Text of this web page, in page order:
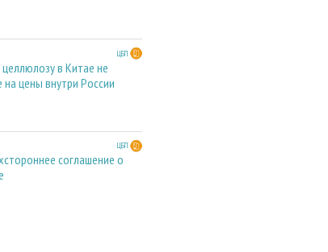
ЦБП
в Китае не
цены внутри России
ЦБП
соглашение о